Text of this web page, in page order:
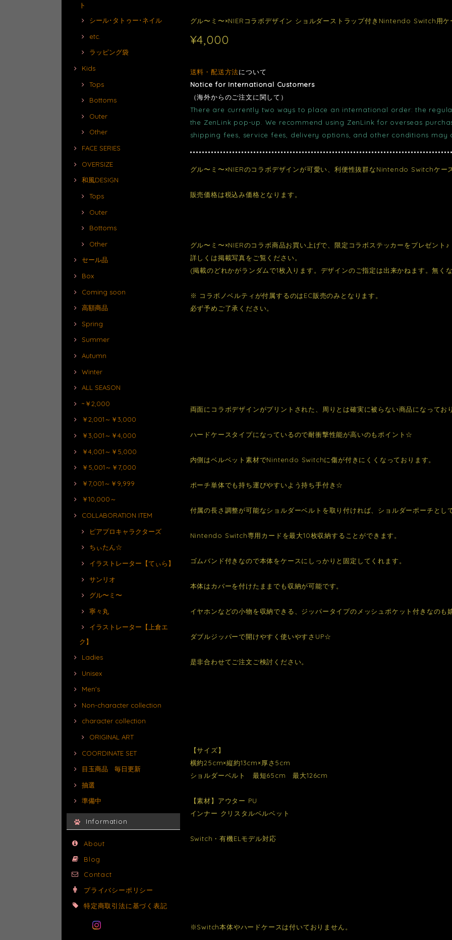
ト
シール･タトゥー･ネイル
etc.
ラッピング袋
Kids
Tops
Bottoms
Outer
Other
FACE SERIES
OVERSIZE
和風DESIGN
Tops
Outer
Bottoms
Other
セール品
Box
Coming soon
高額商品
Spring
Summer
Autumn
Winter
ALL SEASON
~￥2,000
￥2,001～￥3,000
￥3,001～￥4,000
￥4,001～￥5,000
￥5,001～￥7,000
￥7,001～￥9,999
￥10,000～
COLLABORATION ITEM
ピアプロキャラクターズ
ちぃたん☆
イラストレーター【てぃら】
サンリオ
グル〜ミ〜
寧々丸
イラストレーター【上倉エ
ク】
Ladies
Unisex
Men's
Non-character collection
character collection
ORIGINAL ART
COORDINATE SET
目玉商品 毎日更新
抽選
準備中
Information
About
Blog
Contact
プライバシーポリシー
特定商取引法に基づく表記
グル〜ミ〜×NIERコラボデザイン ショルダーストラップ付きNintendo Switch用ケ
¥4,000
送料・配送方法について
Notice for International Customers
（海外からのご注文に関して）
There are currently two ways to place an international order: the
the ZenLink pop-up. We recommend using ZenLink for overseas
shipping fees, service fees, delivery options, and other conditions
グル〜ミ〜×NIERのコラボデザインが可愛い、利便性抜群なNintendo Switchケー
販売価格は税込み価格となります。
グル〜ミ〜×NIERのコラボ商品お買い上げで、限定コラボステッカーをプレゼント♪
詳しくは掲載写真をご覧ください。
(掲載のどれかがランダムで1枚入ります。デザインのご指定は出来かねます。無く
※ コラボノベルティが付属するのはEC販売のみとなります。
必ず予めご了承ください。
両面にコラボデザインがプリントされた、周りとは確実に被らない商品になって
ハードケースタイプになっているので耐衝撃性能が高いのもポイント☆
内側はベルベット素材でNintendo Switchに傷が付きにくくなっております。
ポーチ単体でも持ち運びやすいよう持ち手付き☆
付属の長さ調整が可能なショルダーベルトを取り付ければ、ショルダーポーチとし
Nintendo Switch専用カードを最大10枚収納することができます。
ゴムバンド付きなので本体をケースにしっかりと固定してくれます。
本体はカバーを付けたままでも収納が可能です。
イヤホンなどの小物を収納できる、ジッパータイプのメッシュポケット付きなの
ダブルジッパーで開けやすく使いやすさUP☆
是非合わせてご注文ご検討ください。
【サイズ】
横約25cm×縦約13cm×厚さ5cm
ショルダーベルト 最短65cm 最大126cm
【素材】アウター PU
インナー クリスタルベルベット
Switch・有機ELモデル対応
※Switch本体やハードケースは付いておりません。